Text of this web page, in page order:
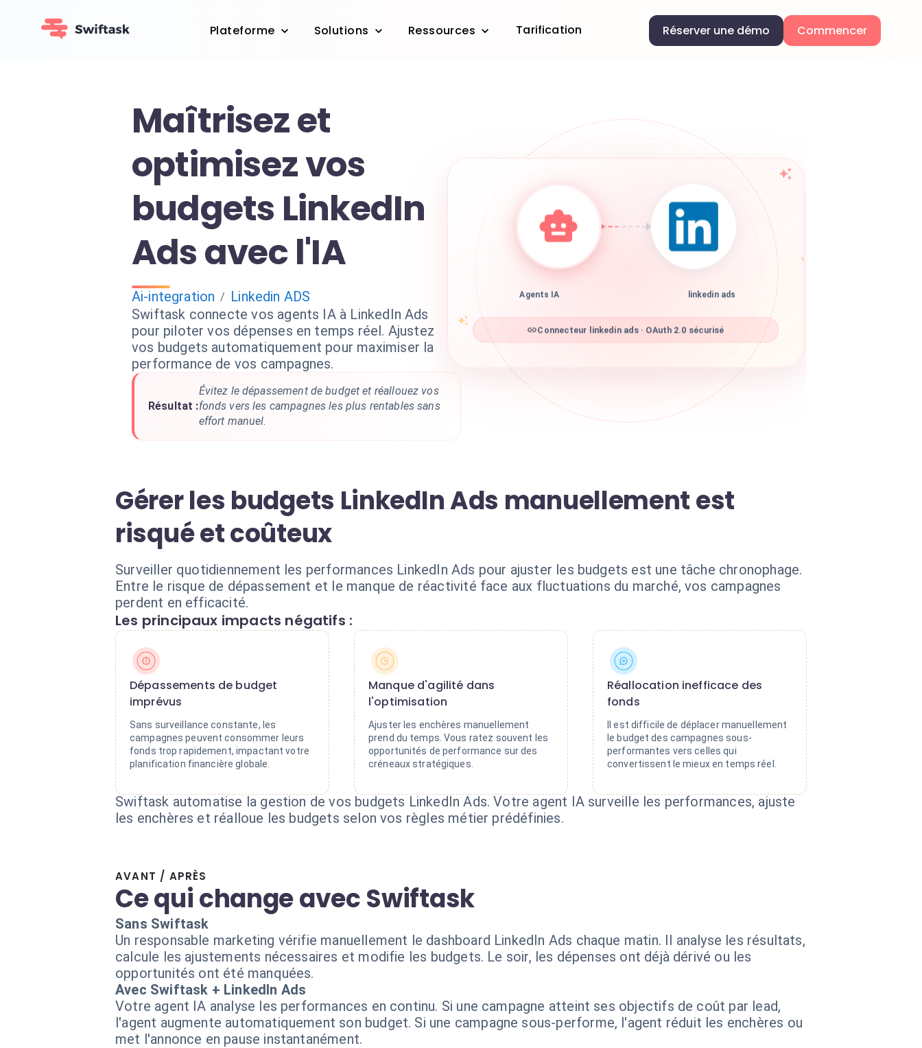
Plateforme Solutions Ressources Tarification Réserver une démo Commencer
Maîtrisez et
optimisez vos
budgets LinkedIn
Ads avec l'IA
Ai-integration / Linkedin ADS
Swiftask connecte vos agents IA à LinkedIn Ads
pour piloter vos dépenses en temps réel. Ajustez
vos budgets automatiquement pour maximiser la
performance de vos campagnes.
Résultat :
Évitez le dépassement de budget et réallouez vos
fonds vers les campagnes les plus rentables sans
effort manuel.
Agents IA linkedin ads
Connecteur linkedin ads · OAuth 2.0 sécurisé
Gérer les budgets LinkedIn Ads manuellement est
risqué et coûteux
Surveiller quotidiennement les performances LinkedIn Ads pour ajuster les budgets est une tâche chronophage.
Entre le risque de dépassement et le manque de réactivité face aux fluctuations du marché, vos campagnes
perdent en efficacité.
Les principaux impacts négatifs :
Dépassements de budget
imprévus
Sans surveillance constante, les
campagnes peuvent consommer leurs
fonds trop rapidement, impactant votre
planification financière globale.
Manque d'agilité dans
l'optimisation
Ajuster les enchères manuellement
prend du temps. Vous ratez souvent les
opportunités de performance sur des
créneaux stratégiques.
Réallocation inefficace des
fonds
Il est difficile de déplacer manuellement
le budget des campagnes sous-
performantes vers celles qui
convertissent le mieux en temps réel.
Swiftask automatise la gestion de vos budgets LinkedIn Ads. Votre agent IA surveille les performances, ajuste
les enchères et réalloue les budgets selon vos règles métier prédéfinies.
AVANT / APRÈS
Ce qui change avec Swiftask
Sans Swiftask
Un responsable marketing vérifie manuellement le dashboard LinkedIn Ads chaque matin. Il analyse les résultats,
calcule les ajustements nécessaires et modifie les budgets. Le soir, les dépenses ont déjà dérivé ou les
opportunités ont été manquées.
Avec Swiftask + LinkedIn Ads
Votre agent IA analyse les performances en continu. Si une campagne atteint ses objectifs de coût par lead,
l'agent augmente automatiquement son budget. Si une campagne sous-performe, l'agent réduit les enchères ou
met l'annonce en pause instantanément.